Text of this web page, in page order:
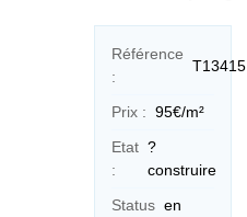
Référence
:
T13415
Prix : 95€/m²
Etat
:
?
construire
Status en